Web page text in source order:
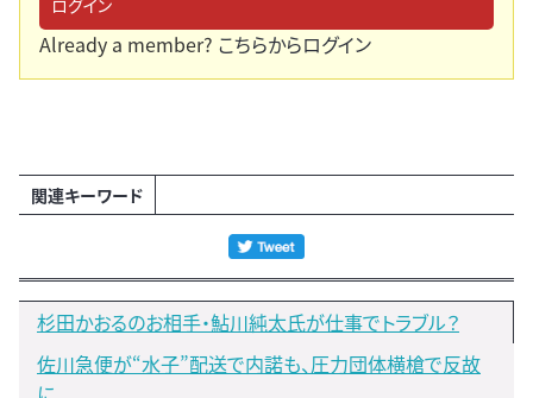
ログイン
Already a member? こちらからログイン
関連キーワード
杉田かおるのお相手・鮎川純太氏が仕事でトラブル？
佐川急便が“水子”配送で内諾も、圧力団体横槍で反故